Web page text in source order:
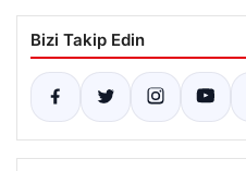
Bizi Takip Edin